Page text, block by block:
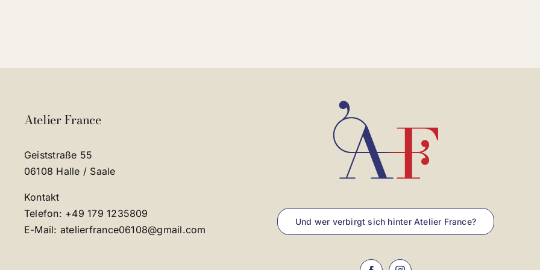
Atelier France
Geiststraße 55
06108 Halle / Saale
Kontakt
Telefon: +49 179 1235809
E-Mail: atelierfrance06108@gmail.com
Und wer verbirgt sich hinter Atelier France?